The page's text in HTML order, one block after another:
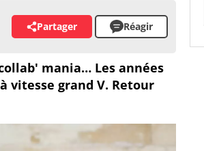
Partager Réagir
mania… Les années
vitesse grand V. Retour